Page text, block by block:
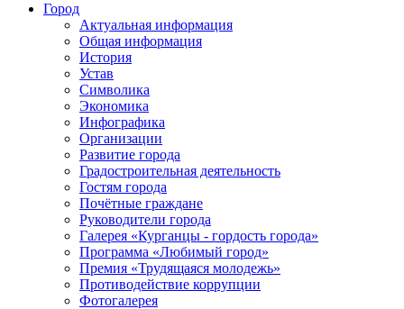
Город
Актуальная информация
Общая информация
История
Устав
Символика
Экономика
Инфографика
Организации
Развитие города
Градостроительная деятельность
Гостям города
Почётные граждане
Руководители города
Галерея «Курганцы - гордость города»
Программа «Любимый город»
Премия «Трудящаяся молодежь»
Противодействие коррупции
Фотогалерея